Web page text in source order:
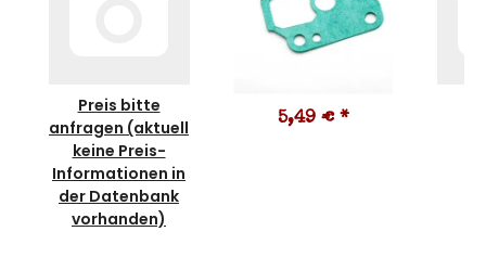
Preis bitte
anfragen (aktuell
keine Preis-
Informationen in
der Datenbank
vorhanden)
5,49 € *